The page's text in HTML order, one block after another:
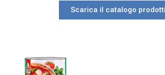
Scarica il catalogo prodotti